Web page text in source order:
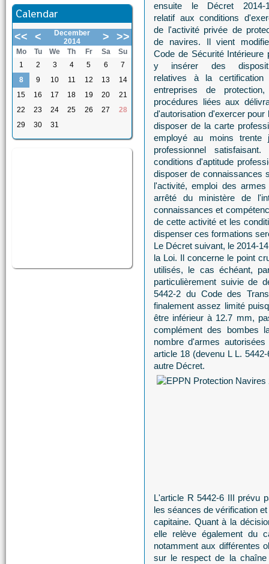
Calendar
<< <
December
2014
> >>
Mo Tu We Th Fr Sa
Su
1
2 3 4 5 6
7
8
9 10 11 12 13
14
15
16 17 18 19 20
21
22
23 24 25 26 27
28
29
30 31
ensuite le Décret 2014-
relatif aux conditions
de l'activité privée de
de navires. Il vient
Code de Sécurité Intérieure
y insérer des
relatives à la certification
entreprises de
procédures liées aux
d'autorisation d'exercer
disposer de la carte
employé au moins
professionnel
conditions d'aptitude
disposer de connaissances
l'activité, emploi des
arrêté du ministère de
connaissances et
de cette activité et les
dispenser ces formations
Le Décret suivant, le 2014-
la Loi. Il concerne le point
utilisés, le cas échéant,
particulièrement suivie de
5442-2 du Code des
finalement assez limité
être inférieur à 12.7 mm,
complément des bombes
nombre d'armes
article 18 (devenu L L.
autre Décret.
L'article R 5442-6 III prévu
les séances de vérification
capitaine. Quant à la
elle relève également du
notamment aux différentes
sur le respect de la